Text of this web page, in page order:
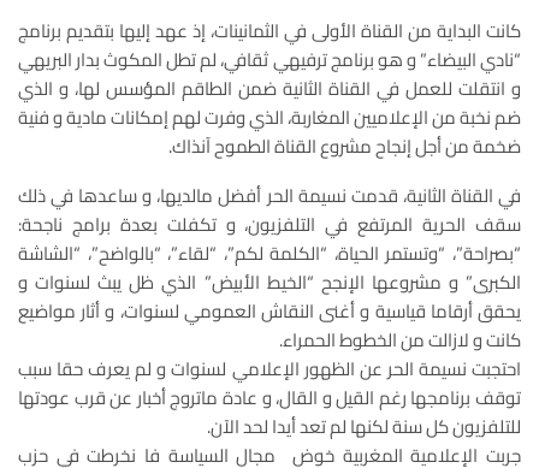
كانت البداية من القناة الأولى في الثمانينات، إذ عهد إليها بتقديم برنامج
“نادي البيضاء” و هو برنامج ترفيهي ثقافي، لم تطل المكوث بدار البريهي
و انتقلت للعمل في القناة الثانية ضمن الطاقم المؤسس لها، و الذي
ضم نخبة من الإعلاميين المغاربة، الذي وفرت لهم إمكانات مادية و فنية
ضخمة من أجل إنجاح مشروع القناة الطموح آنذاك.
في القناة الثانية، قدمت نسيمة الحر أفضل مالديها، و ساعدها في ذلك
سقف الحرية المرتفع في التلفزيون، و تكفلت بعدة برامج ناجحة:
“بصراحة”، “وتستمر الحياة، “الكلمة لكم”، “لقاء”، “بالواضح”، “الشاشة
الكبرى” و مشروعها الإنجح “الخيط الأبيض” الذي ظل يبث لسنوات و
يحقق أرقاما قياسية و أغنى النقاش العمومي لسنوات، و أثار مواضيع
كانت و لازالت من الخطوط الحمراء.
احتجبت نسيمة الحر عن الظهور الإعلامي لسنوات و لم يعرف حقا سبب
توقف برنامجها رغم القيل و القال، و عادة ماتروج أخبار عن قرب عودتها
للتلفزيون كل سنة لكنها لم تعد أيدا لحد الآن.
جربت الإعلامية المغربية خوض مجال السياسة فا نخرطت في حزب